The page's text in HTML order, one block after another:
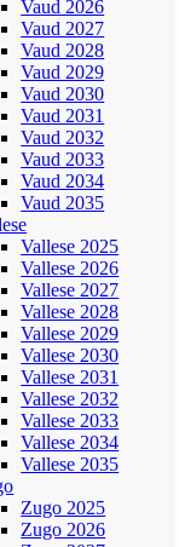
Vaud 2026
Vaud 2027
Vaud 2028
Vaud 2029
Vaud 2030
Vaud 2031
Vaud 2032
Vaud 2033
Vaud 2034
Vaud 2035
Vallese 2025
Vallese 2026
Vallese 2027
Vallese 2028
Vallese 2029
Vallese 2030
Vallese 2031
Vallese 2032
Vallese 2033
Vallese 2034
Vallese 2035
Zugo 2025
Zugo 2026